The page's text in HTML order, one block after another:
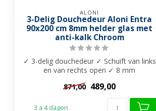
ALONI
3-Delig Douchedeur Aloni Entra
90x200 cm 8mm helder glas met
anti-kalk Chroom
✓ 3-delig douchedeur ✓ Schuift van links
en van rechts open ✓ 8 mm
871,00 489,00
3 a 4 dagen